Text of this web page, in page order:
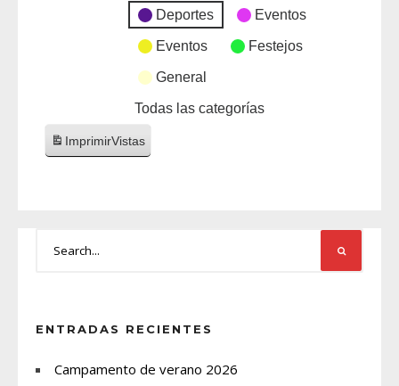
Deportes Eventos
Eventos Festejos
General
Todas las categorías
ImprimirVistas
ENTRADAS RECIENTES
Campamento de verano 2026